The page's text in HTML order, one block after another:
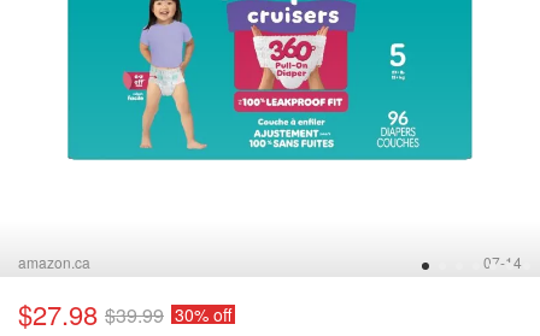
1 2 3 4 5 6 7
amazon.ca 07-14
$27.98 $39.99 30% off